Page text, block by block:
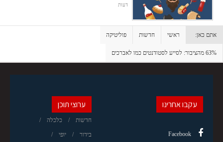
דעות
אתם כאן: ראשי חדשות פוליטיקה
63% מהציבור: לסייע לסטודנטים כמו לאברכים
ערוצי תוכן
חדשות כלכלה
בידור יופי
עקבו אחרינו
Facebook